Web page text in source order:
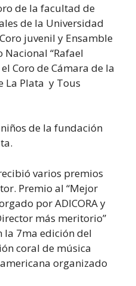
de la facultad de
de la Universidad
juvenil y Ensamble
“Rafael
Coro de Cámara de la
La Plata y Tous
de la fundación
varios premios
Premio al “Mejor
por ADICORA y
más meritorio”
la 7ma edición del
coral de música
organizado